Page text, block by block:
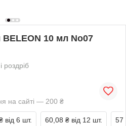
BELEON 10 мл No07
роздріб
на сайті — 200 ₴
від 6 шт. 60,08 ₴ від 12 шт.